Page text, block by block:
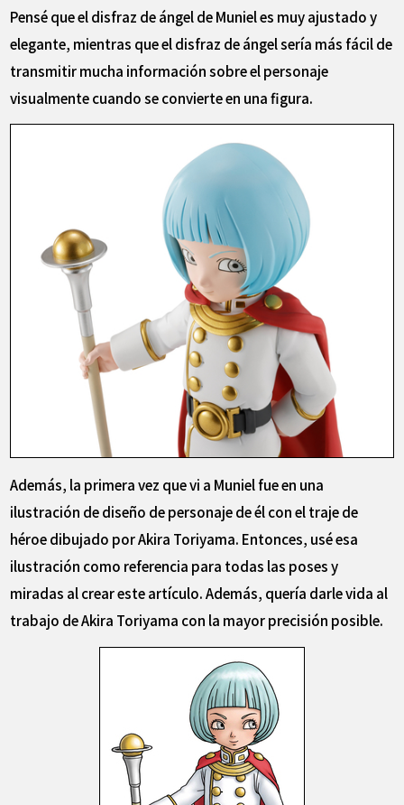
Pensé que el disfraz de ángel de Muniel es muy ajustado y
elegante, mientras que el disfraz de ángel sería más fácil de
transmitir mucha información sobre el personaje
visualmente cuando se convierte en una figura.
Además, la primera vez que vi a Muniel fue en una
ilustración de diseño de personaje de él con el traje de
héroe dibujado por Akira Toriyama. Entonces, usé esa
ilustración como referencia para todas las poses y
miradas al crear este artículo. Además, quería darle vida al
trabajo de Akira Toriyama con la mayor precisión posible.